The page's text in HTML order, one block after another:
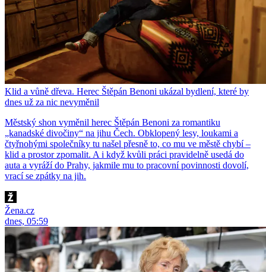
Klid a vůně dřeva. Herec Štěpán Benoni ukázal bydlení, které by
dnes už za nic nevyměnil
Městský shon vyměnil herec Štěpán Benoni za romantiku
„kanadské divočiny“ na jihu Čech. Obklopený lesy, loukami a
čtyřnohými společníky tu našel přesně to, co mu ve městě chybí –
klid a prostor zpomalit. A i když kvůli práci pravidelně usedá do
auta a vyráží do Prahy, jakmile mu to pracovní povinnosti dovolí,
vrací se zpátky na jih.
Žena.cz
dnes, 05:59